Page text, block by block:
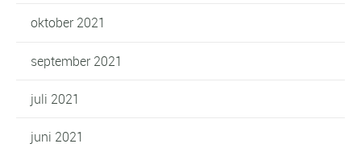
oktober 2021
september 2021
juli 2021
juni 2021